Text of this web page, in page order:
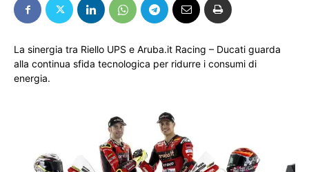
La sinergia tra Riello UPS e Aruba.it Racing – Ducati guarda
alla continua sfida tecnologica per ridurre i consumi di
energia.